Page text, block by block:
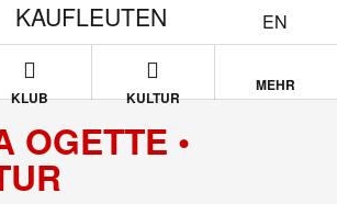
EN
KAUFLEUTEN
KLUB KULTUR
MEHR
OGETTE •